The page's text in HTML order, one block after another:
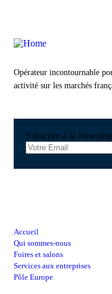
Opérateur incontournable
activité sur les marchés
S'inscrire à la
Accueil
Qui sommes-nous
Foires et salons
Services aux entreprises
Pôle Europe